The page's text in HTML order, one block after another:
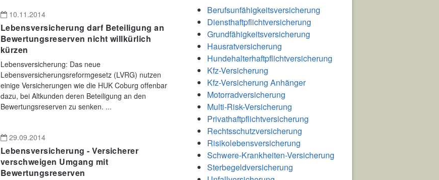
10.11.2014
Lebensversicherung darf Beteiligung an
Bewertungsreserven nicht willkürlich
kürzen
Lebensversicherung: Das neue
Lebensversicherungsreformgesetz (LVRG) nutzen
einige Versicherungen wie die HUK Coburg offenbar
dazu, bei Altkunden deren Beteiligung an den
Bewertungsreserven zu senken. ...
29.09.2014
Lebensversicherung - Versicherer
verschweigen Umgang mit
Bewertungsreserven
Berufsunfähigkeitsversicherung
Diensthaftpflichtversicherung
Grundfähigkeitsversicherung
Hausratversicherung
Hundehalterhaftpflichtversicherung
Kfz-Versicherung
Kfz-Versicherung Anhänger
Motorradversicherung
Multi-Risk-Versicherung
Privathaftpflichtversicherung
Rechtsschutzversicherung
Risikolebensversicherung
Schwere-Krankheiten-Versicherung
Sterbegeldversicherung